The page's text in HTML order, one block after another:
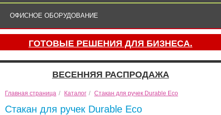
ОФИСНОЕ ОБОРУДОВАНИЕ
ГОТОВЫЕ РЕШЕНИЯ ДЛЯ БИЗНЕСА.
ВЕСЕННЯЯ РАСПРОДАЖА
Главная страница / Каталог / Стакан для ручек Durable Eco
Стакан для ручек Durable Eco